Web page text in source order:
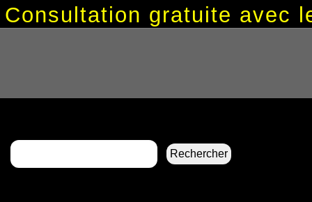
Consultation gratuite avec
Rechercher :